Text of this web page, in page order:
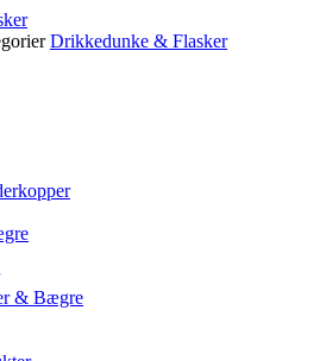
Drikkedunke & Flasker
& Bægre